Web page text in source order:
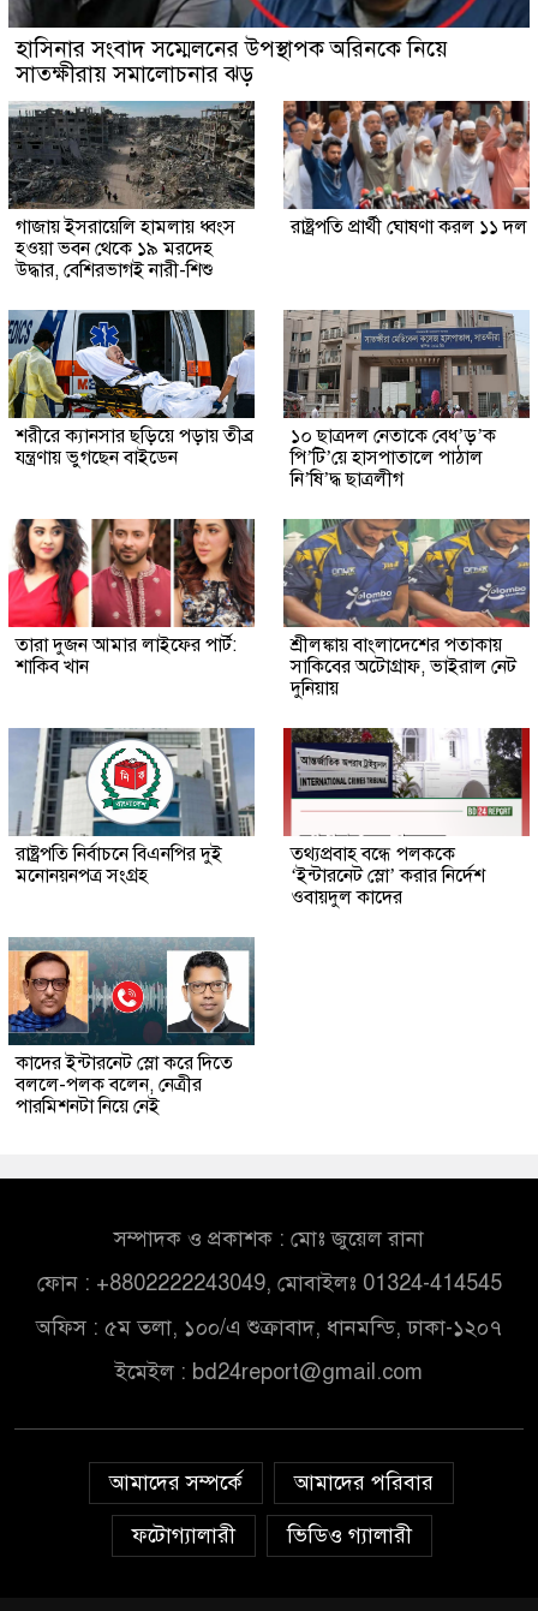
হাসিনার সংবাদ সম্মেলনের উপস্থাপক অরিনকে নিয়ে
সাতক্ষীরায় সমালোচনার ঝড়
গাজায় ইসরায়েলি হামলায় ধ্বংস
হওয়া ভবন থেকে ১৯ মরদেহ
উদ্ধার, বেশিরভাগই নারী-শিশু
রাষ্ট্রপতি প্রার্থী ঘোষণা করল ১১ দল
শরীরে ক্যানসার ছড়িয়ে পড়ায় তীব্র
যন্ত্রণায় ভুগছেন বাইডেন
১০ ছাত্রদল নেতাকে বেধ’ড়’ক
পি’টি’য়ে হাসপাতালে পাঠাল
নি’ষি’দ্ধ ছাত্রলীগ
তারা দুজন আমার লাইফের পার্ট:
শাকিব খান
শ্রীলঙ্কায় বাংলাদেশের পতাকায়
সাকিবের অটোগ্রাফ, ভাইরাল নেট
দুনিয়ায়
রাষ্ট্রপতি নির্বাচনে বিএনপির দুই
মনোনয়নপত্র সংগ্রহ
তথ্যপ্রবাহ বন্ধে পলককে
‘ইন্টারনেট স্লো’ করার নির্দেশ
ওবায়দুল কাদের
কাদের ইন্টারনেট স্লো করে দিতে
বললে-পলক বলেন, নেত্রীর
পারমিশনটা নিয়ে নেই
সম্পাদক ও প্রকাশক : মোঃ জুয়েল রানা
ফোন : +8802222243049, মোবাইলঃ 01324-414545
অফিস : ৫ম তলা, ১০০/এ শুক্রাবাদ, ধানমন্ডি, ঢাকা-১২০৭
ইমেইল : bd24report@gmail.com
আমাদের সম্পর্কে
আমাদের পরিবার
ফটোগ্যালারী
ভিডিও গ্যালারী